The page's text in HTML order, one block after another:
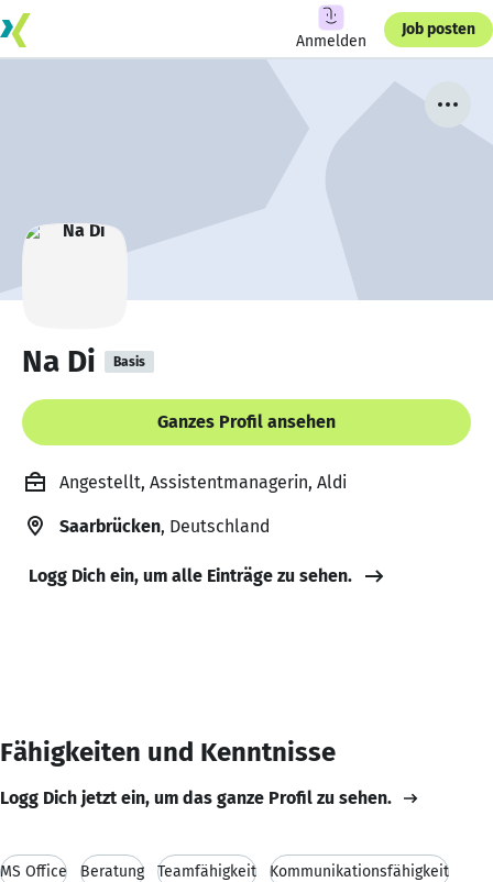
Anmelden
Job posten
Na Di Basis
Ganzes Profil ansehen
Angestellt, Assistentmanagerin, Aldi
Saarbrücken, Deutschland
Logg Dich ein, um alle Einträge zu sehen.
Fähigkeiten und Kenntnisse
Logg Dich jetzt ein, um das ganze Profil zu sehen.
MS Office Beratung Teamfähigkeit Kommunikationsfähigkeit